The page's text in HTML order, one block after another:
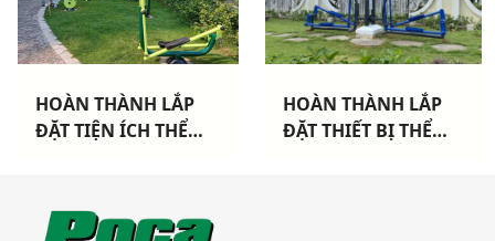
HOÀN THÀNH LẮP
ĐẶT TIỆN ÍCH THỂ
HOÀN THÀNH LẮP
ĐẶT THIẾT BỊ THỂ